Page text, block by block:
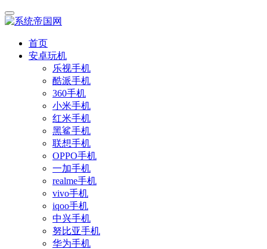
首页
安卓玩机
乐视手机
酷派手机
360手机
小米手机
红米手机
黑鲨手机
联想手机
OPPO手机
一加手机
realme手机
vivo手机
iqoo手机
中兴手机
努比亚手机
华为手机